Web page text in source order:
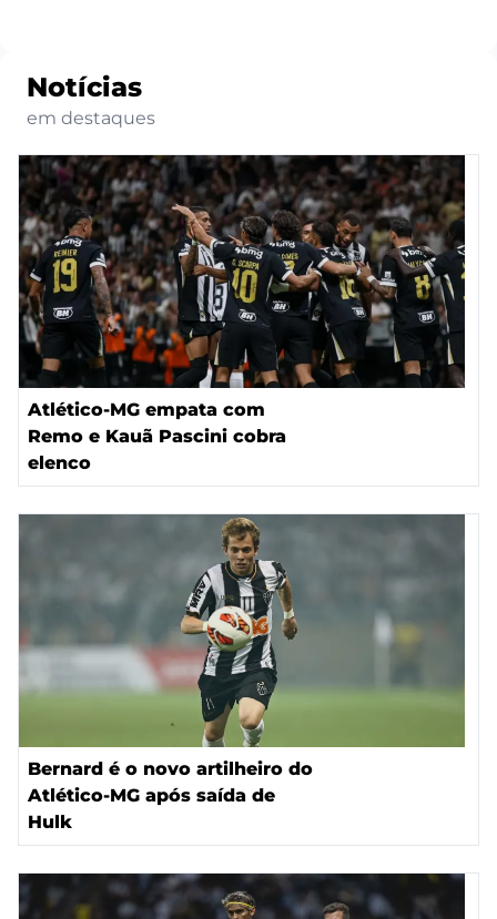
Notícias
em destaques
Atlético-MG empata com
Remo e Kauã Pascini cobra
elenco
Bernard é o novo artilheiro do
Atlético-MG após saída de
Hulk